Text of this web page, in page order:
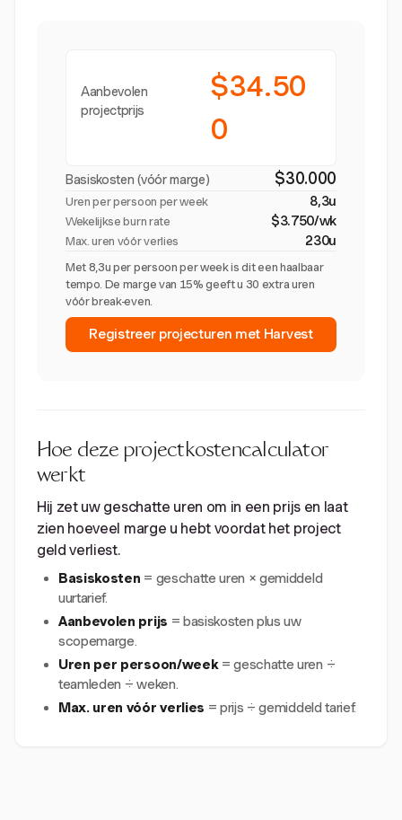
Aanbevolen
projectprijs
$34.50
0
Basiskosten (vóór marge) $30.000
Uren per persoon per week 8,3u
Wekelijkse burn rate $3.750/wk
Max. uren vóór verlies 230u
Met 8,3u per persoon per week is dit een haalbaar
tempo. De marge van 15% geeft u 30 extra uren
vóór break-even.
Registreer projecturen met Harvest
Hoe deze projectkostencalculator
werkt
Hij zet uw geschatte uren om in een prijs en laat
zien hoeveel marge u hebt voordat het project
geld verliest.
Basiskosten = geschatte uren × gemiddeld
uurtarief.
Aanbevolen prijs = basiskosten plus uw
scopemarge.
Uren per persoon/week= geschatte uren ÷
teamleden ÷ weken.
Max. uren vóór verlies = prijs ÷ gemiddeld tarief.